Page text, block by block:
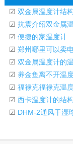
☑ 双金属温度计结
原理
☑ 抗震介绍双金属
☑ 便捷的家温度计
☑ 郑州哪里可以卖
☑ 双金属温度计的
于哪里？
☑ 养金鱼离不开温
☑ 福禄克福禄克温
温度计的主要特
☑ 西卡温度计的结
☑ DHM-2通风干湿